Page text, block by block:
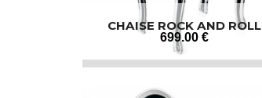
CHAISE ROCK AND ROLL
699.00 €